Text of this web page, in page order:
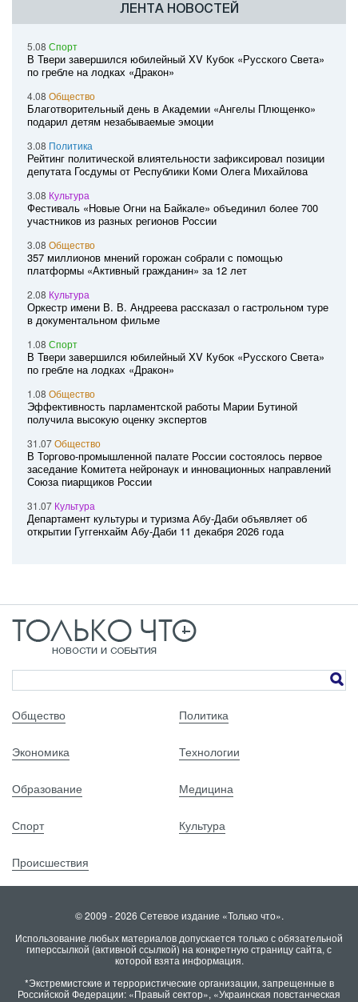
ЛЕНТА НОВОСТЕЙ
5.08 Спорт
В Твери завершился юбилейный XV Кубок «Русского Света»
по гребле на лодках «Дракон»
4.08 Общество
Благотворительный день в Академии «Ангелы Плющенко»
подарил детям незабываемые эмоции
3.08 Политика
Рейтинг политической влиятельности зафиксировал позиции
депутата Госдумы от Республики Коми Олега Михайлова
3.08 Культура
Фестиваль «Новые Огни на Байкале» объединил более 700
участников из разных регионов России
3.08 Общество
357 миллионов мнений горожан собрали с помощью
платформы «Активный гражданин» за 12 лет
2.08 Культура
Оркестр имени В. В. Андреева рассказал о гастрольном туре
в документальном фильме
1.08 Спорт
В Твери завершился юбилейный XV Кубок «Русского Света»
по гребле на лодках «Дракон»
1.08 Общество
Эффективность парламентской работы Марии Бутиной
получила высокую оценку экспертов
31.07Общество
В Торгово-промышленной палате России состоялось первое
заседание Комитета нейронаук и инновационных направлений
Союза пиарщиков России
31.07 Культура
Департамент культуры и туризма Абу-Даби объявляет об
открытии Гуггенхайм Абу-Даби 11 декабря 2026 года
Общество Политика
Экономика Технологии
Образование Медицина
Спорт Культура
Происшествия
© 2009 - 2026 Сетевое издание «Только что».
Использование любых материалов допускается только с обязательной
гиперссылкой (активной ссылкой) на конкретную страницу сайта, с
которой взята информация.
*Экстремистские и террористические организации, запрещенные в
Российской Федерации: «Правый сектор», «Украинская повстанческая